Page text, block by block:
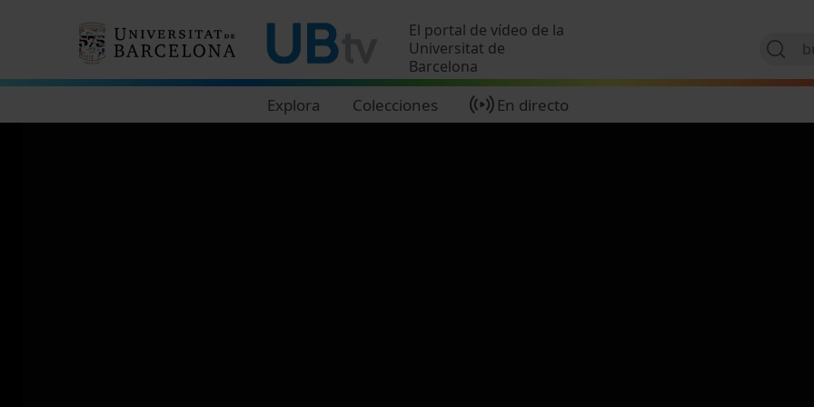
El portal de vídeo de la
Universitat de
Barcelona
Explora Colecciones En directo